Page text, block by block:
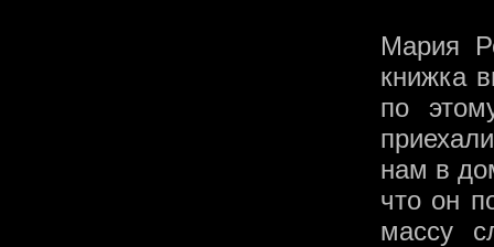
Мария
книжка
по
нам в
что он
массу